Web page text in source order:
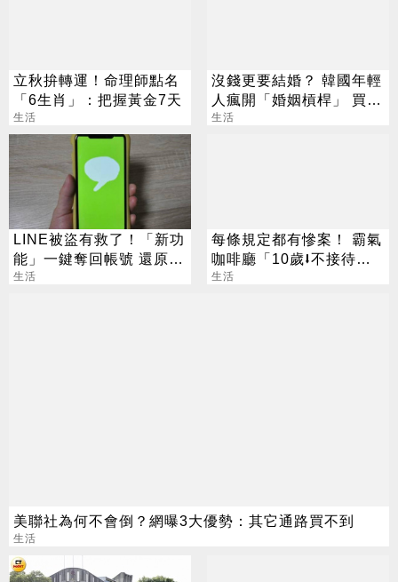
立秋拚轉運！命理師點名
「6生肖」：把握黃金7天
生活
沒錢更要結婚？ 韓國年輕
人瘋開「婚姻槓桿」 買房
拚翻轉階級
生活
LINE被盜有救了！「新功
能」一鍵奪回帳號 還原聊
天紀錄
生活
每條規定都有慘案！ 霸氣
咖啡廳「10歲⭣不接待」
萬人狂讚
生活
美聯社為何不會倒？網曝3大優勢：其它通路買不到
生活